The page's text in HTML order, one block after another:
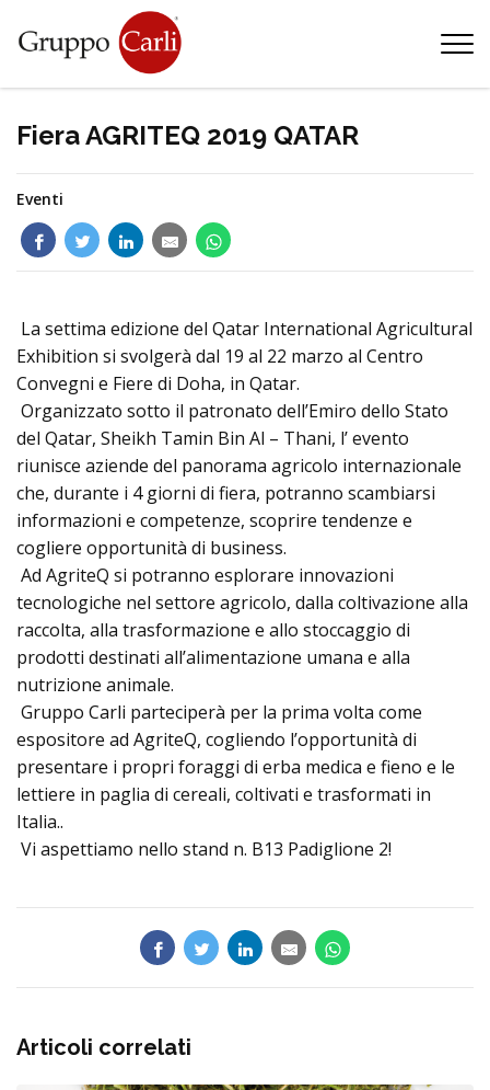
Animali
Prodotti
T—info@gruppocarli.com
Fiera AGRITEQ 2019 QATAR
Eventi
La settima edizione del Qatar International Agricultural
Exhibition si svolgerà dal 19 al 22 marzo al Centro
Convegni e Fiere di Doha, in Qatar.
Organizzato sotto il patronato dell’Emiro dello Stato
del Qatar, Sheikh Tamin Bin Al – Thani, l’ evento
riunisce aziende del panorama agricolo internazionale
che, durante i 4 giorni di fiera, potranno scambiarsi
informazioni e competenze, scoprire tendenze e
cogliere opportunità di business.
Ad AgriteQ si potranno esplorare innovazioni
tecnologiche nel settore agricolo, dalla coltivazione alla
raccolta, alla trasformazione e allo stoccaggio di
prodotti destinati all’alimentazione umana e alla
nutrizione animale.
Gruppo Carli parteciperà per la prima volta come
espositore ad AgriteQ, cogliendo l’opportunità di
presentare i propri foraggi di erba medica e fieno e le
lettiere in paglia di cereali, coltivati e trasformati in
Italia..
Vi aspettiamo nello stand n. B13 Padiglione 2!
Articoli correlati